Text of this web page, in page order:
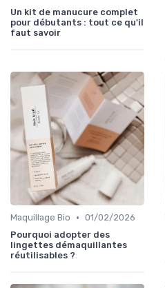
Un kit de manucure complet
pour débutants : tout ce qu'il
faut savoir
Maquillage Bio • 01/02/2026
Pourquoi adopter des
lingettes démaquillantes
réutilisables ?